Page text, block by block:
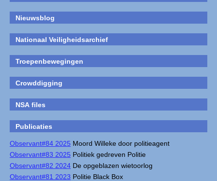
Nieuwsblog
Nationaal Veiligheidsarchief
Troepenbewegingen
Crowddigging
NSA files
Publicaties
Observant#84 2025 Moord Willeke door politieagent
Observant#83 2025 Politiek gedreven Politie
Observant#82 2024 De opgeblazen wietoorlog
Observant#81 2023 Politie Black Box